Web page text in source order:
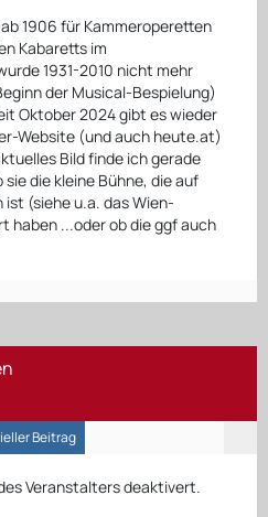
1906 für Kammeroperetten
Kabaretts im
1931-2010 nicht mehr
der Musical-Bespielung)
Oktober 2024 gibt es wieder
Website (und auch heute.at)
Bild finde ich gerade
die kleine Bühne, die auf
(siehe u.a. das Wien-
haben ...oder ob die ggf auch
Beitrag
Veranstalters deaktivert.